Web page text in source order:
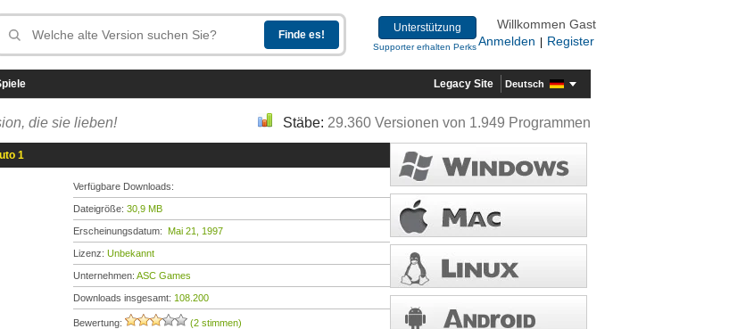
Unterstützung
Supporter erhalten Perks
Willkommen Gast
Anmelden
Register
Legacy Site Deutsch
die sie lieben! Stäbe: 29.360 Versionen von 1.949 Programmen
1
Verfügbare Downloads:
Dateigröße: 30,9 MB
Erscheinungsdatum: Mai 21, 1997
Lizenz: Unbekannt
Unternehmen: ASC Games
Downloads insgesamt: 108.200
Bewertung: (2 stimmen)